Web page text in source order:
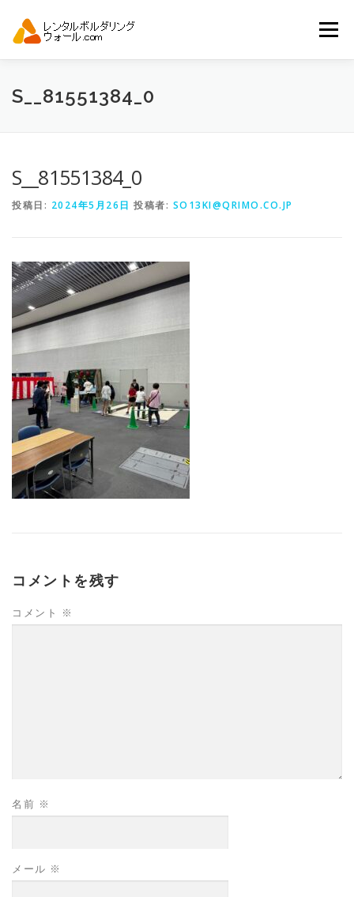
メニュー
トップ 自動見積り
S__81551384_0
S__81551384_0
投稿日: 2024年5月26日 投稿者: SO13KI@QRIMO.CO.JP
コメントを残す
コメント ※
名前 ※
メール ※